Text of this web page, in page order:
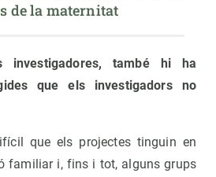
de la maternitat
també hi ha
que els investigadors no
que els projectes tinguin en
familiar i, fins i tot, alguns grups